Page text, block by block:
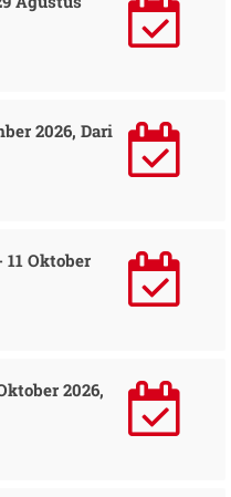
2026, Dari
Oktober
2026,